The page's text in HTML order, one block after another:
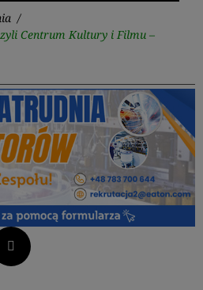
/
Centrum Kultury i Filmu –
Pinterest